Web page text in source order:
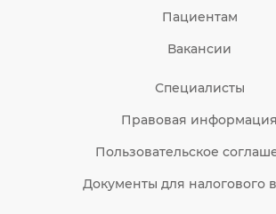
Пациентам
Вакансии
Специалисты
Правовая информация
Пользовательское
Документы для налогового